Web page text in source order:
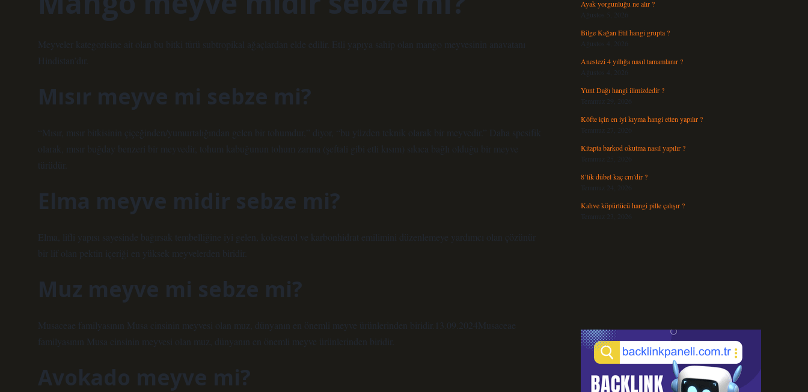
Meyveler kategorisine ait olan bu bitki türü subtropikal ağaçlardan elde edilir. Etli yapıya sahip olan mango meyvesinin anavatanı
Hindistan’dır.
Mısır meyve mi sebze mi?
“Mısır, mısır bitkisinin çiçeğinden/yumurtalığından gelen bir tohumdur,” diyor, “bu yüzden teknik olarak bir meyvedir.” Daha spesifik
olarak, mısır buğday benzeri bir meyvedir, tohum kabuğunun tohum zarına (şeftali gibi etli kısım) sıkıca bağlı olduğu bir meyve
türüdür.
Elma meyve midir sebze mi?
Elma, lifli yapısı sayesinde bağırsak tembelliğine iyi gelen, kolesterol ve karbonhidrat emilimini düzenlemeye yardımcı olan çözünür
bir lif olan pektin içeriği en yüksek meyvelerden biridir.
Muz meyve mi sebze mi?
Musaceae familyasının Musa cinsinin meyvesi olan muz, dünyanın en önemli meyve ürünlerinden biridir.13.09.2024Musaceae
familyasının Musa cinsinin meyvesi olan muz, dünyanın en önemli meyve ürünlerinden biridir.
Avokado meyve mi?
Ayak yorgunluğu ne alır ?
Ağustos 5, 2026
Bilge Kağan Etil hangi grupta ?
Ağustos 4, 2026
Anestezi 4 yıllığa nasıl tamamlanır ?
Ağustos 4, 2026
Yunt Dağı hangi ilimizdedir ?
Temmuz 29, 2026
Köfte için en iyi kıyma hangi etten yapılır ?
Temmuz 27, 2026
Kitapta barkod okutma nasıl yapılır ?
Temmuz 25, 2026
8’lik dübel kaç cm’dir ?
Temmuz 24, 2026
Kahve köpürtücü hangi pille çalışır ?
Temmuz 23, 2026